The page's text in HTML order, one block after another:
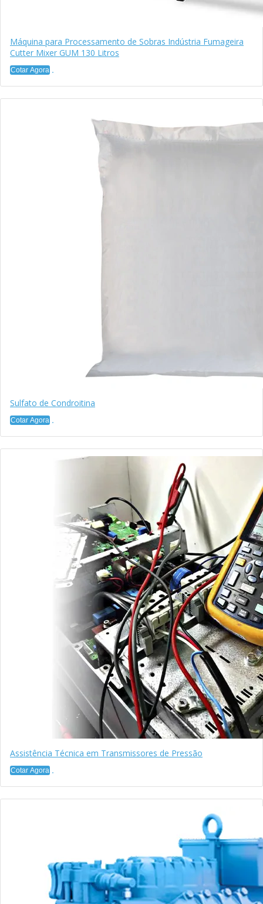
Máquina para Processamento de Sobras Indústria Fumageira
Cutter Mixer GUM 130 Litros
Cotar Agora
Sulfato de Condroitina
Cotar Agora
Assistência Técnica em Transmissores de Pressão
Cotar Agora